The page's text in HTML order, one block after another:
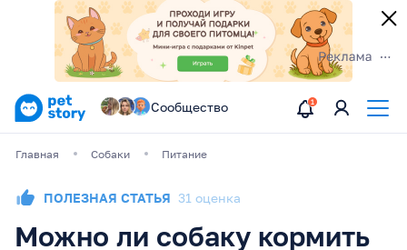
Сообщество
Главная Собаки Питание
ПОЛЕЗНАЯ СТАТЬЯ 31 оценка
Можно ли собаку кормить